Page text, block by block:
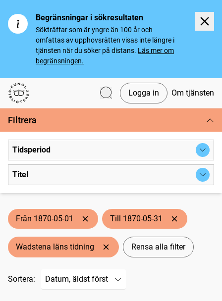
Begränsningar i sökresultaten
Sökträffar som är yngre än 100 år och
omfattas av upphovsrätten visas inte längre i
tjänsten när du söker på distans. Läs mer om
begränsningen.
Svenska tidningar
Logga in Om tjänsten
Filtrera
Tidsperiod
Titel
Från 1870-05-01 Till 1870-05-31
Wadstena läns tidning Rensa alla filter
Sortera: